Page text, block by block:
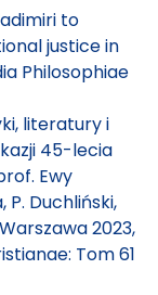
to
justice in
Philosophiae
literatury i
45-lecia
Ewy
P. Duchliński,
2023,
Tom 61